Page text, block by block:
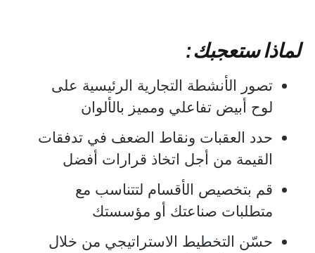
لماذا ستعجبك:
تصور الأنشطة التجارية الرئيسية على
لوح أبيض تفاعلي ومميز بالألوان
حدد العقبات ونقاط الضعف في تدفقات
القيمة من أجل اتخاذ قرارات أفضل
قم بتخصيص الأقسام لتتناسب مع
متطلبات صناعتك أو مؤسستك
حسّن التخطيط الاستراتيجي من خلال